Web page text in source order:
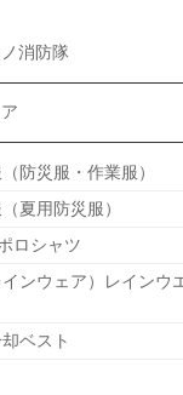
消防隊
防災服・作業服）
夏用防災服）
ロシャツ
ンウェア）レインウ
ベスト